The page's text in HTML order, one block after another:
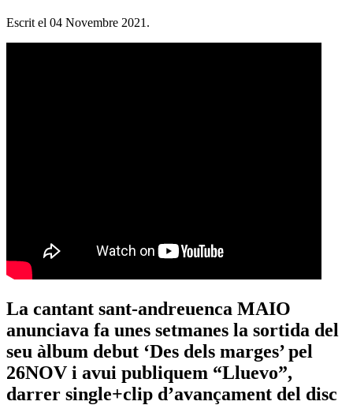
Escrit el 04 Novembre 2021 .
La cantant sant-andreuenca MAIO
anunciava fa unes setmanes la sortida del
seu àlbum debut ‘Des dels marges’ pel
26NOV i avui publiquem “Lluevo”,
darrer single+clip d’avançament del disc